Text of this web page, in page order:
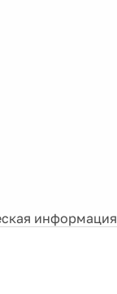
информация